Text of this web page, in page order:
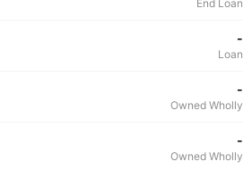
End Loan
-
Loan
-
Owned Wholly
-
Owned Wholly